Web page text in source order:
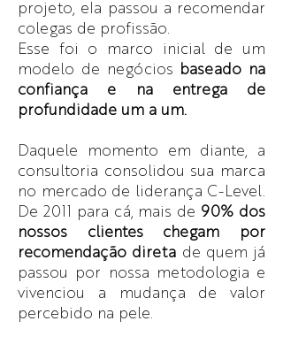
projeto, ela passou a recomendar
colegas de profissão.
Esse foi o marco inicial de um
modelo de negócios
baseado na
confiança e na entrega de
profundidade um a um.
Daquele momento em diante, a
consultoria consolidou sua marca
no mercado de liderança C-Level.
De 2011 para cá, mais de 90% dos
nossos clientes chegam por
recomendação direta de quem já
passou por nossa metodologia e
vivenciou a mudança de valor
percebido na pele.